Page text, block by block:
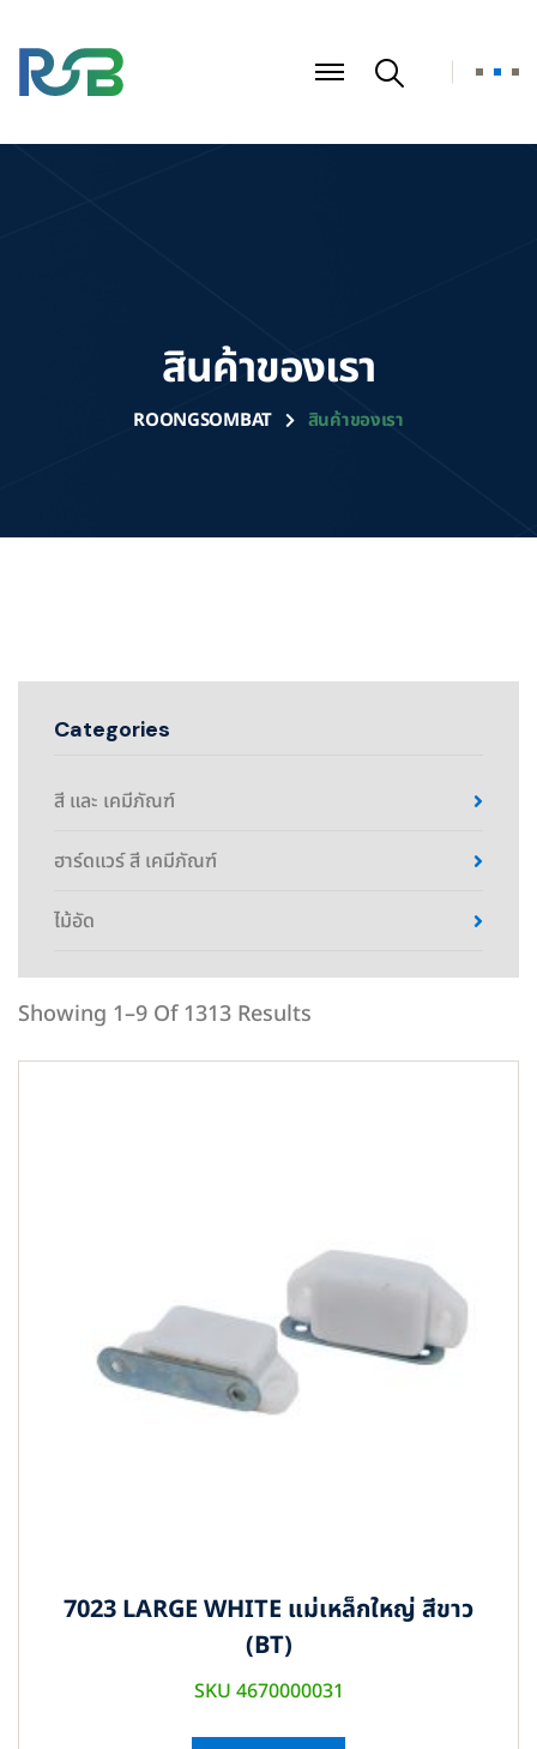
สินค้าของเรา
ROONGSOMBAT สินค้าของเรา
Categories
สี และ เคมีภัณฑ์
ฮาร์ดแวร์ สี เคมีภัณฑ์
ไม้อัด
Showing 1–9 Of 1313 Results
7023 LARGE WHITE แม่เหล็กใหญ่ สีขาว
(BT)
SKU 4670000031